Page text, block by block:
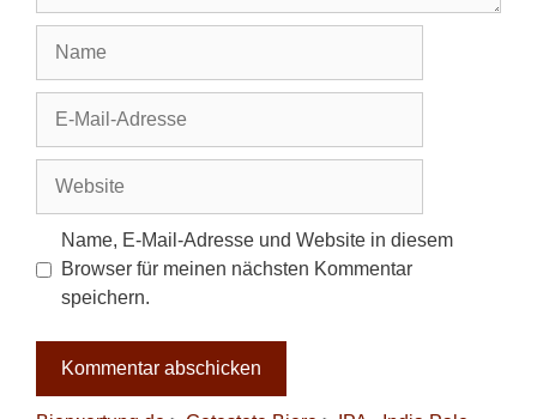
Adresse
Name, E-Mail-Adresse und Website in diesem
Browser für meinen nächsten Kommentar
speichern.